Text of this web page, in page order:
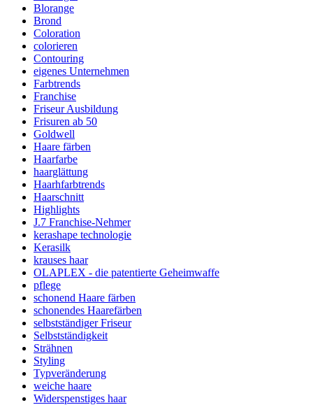
Blorange
Brond
Coloration
colorieren
Contouring
eigenes Unternehmen
Farbtrends
Franchise
Friseur Ausbildung
Frisuren ab 50
Goldwell
Haare färben
Haarfarbe
haarglättung
Haarhfarbtrends
Haarschnitt
Highlights
J.7 Franchise-Nehmer
kerashape technologie
Kerasilk
krauses haar
OLAPLEX - die patentierte Geheimwaffe
pflege
schonend Haare färben
schonendes Haarefärben
selbstständiger Friseur
Selbstständigkeit
Strähnen
Styling
Typveränderung
weiche haare
Widerspenstiges haar